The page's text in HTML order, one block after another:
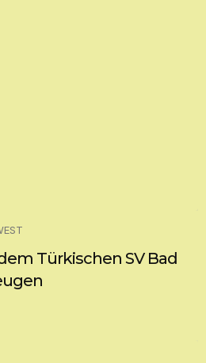
Türkischen SV Bad